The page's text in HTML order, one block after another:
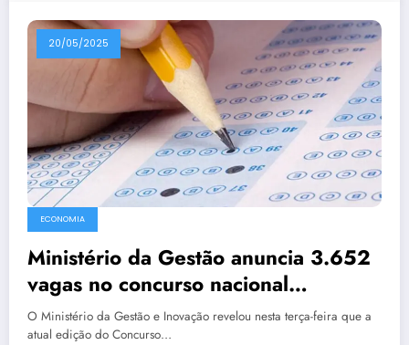
20/05/2025
ECONOMIA
Ministério da Gestão anuncia 3.652
vagas no concurso nacional
unificado
O Ministério da Gestão e Inovação revelou nesta terça-feira que a
atual edição do Concurso…